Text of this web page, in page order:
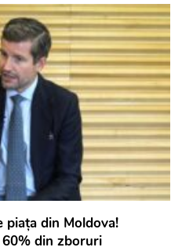
din Moldova!
din zboruri